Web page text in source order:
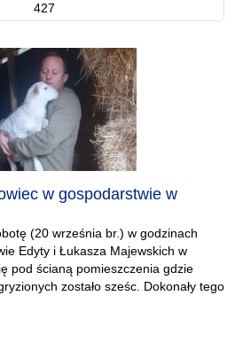
427
w gospodarstwie w
(20 września br.) w godzinach
Edyty i Łukasza Majewskich w
pod ścianą pomieszczenia gdzie
zostało sześc. Dokonały tego